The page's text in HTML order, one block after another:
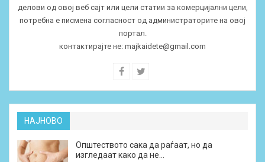
делови од овој веб сајт или цели статии за комерцијални цели,
потребна е писмена согласност од администраторите на овој
портал.
контактирајте не: majkaidete@gmail.com
НАЈНОВО
Општеството сака да раѓаат, но да
изгледаат како да не…